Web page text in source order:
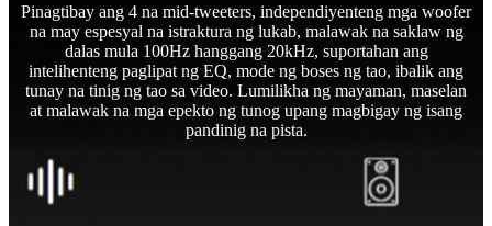
Pinagtibay ang 4 na mid-tweeters, independiyenteng mga woofer
na may espesyal na istraktura ng lukab, malawak na saklaw ng
dalas mula 100Hz hanggang 20kHz, suportahan ang
intelihenteng paglipat ng EQ, mode ng boses ng tao, ibalik ang
tunay na tinig ng tao sa video. Lumilikha ng mayaman, maselan
at malawak na mga epekto ng tunog upang magbigay ng isang
pandinig na pista.